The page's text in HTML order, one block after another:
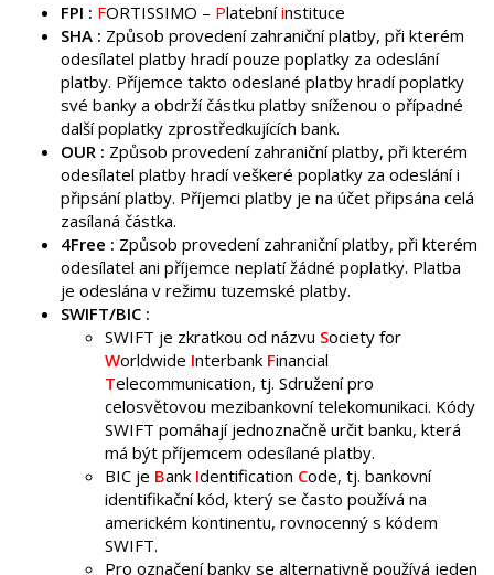
FPI : FORTISSIMO – Platebníinstituce
SHA : Způsob provedení zahraniční platby, při kterém
odesílatel platby hradí pouze poplatky za odeslání
platby. Příjemce takto odeslané platby hradí poplatky
své banky a obdrží částku platby sníženou o případné
další poplatky zprostředkujících bank.
OUR : Způsob provedení zahraniční platby, při kterém
odesílatel platby hradí veškeré poplatky za odeslání i
připsání platby. Příjemci platby je na účet připsána celá
zasílaná částka.
4Free : Způsob provedení zahraniční platby, při kterém
odesílatel ani příjemce neplatí žádné poplatky. Platba
je odeslána v režimu tuzemské platby.
SWIFT/BIC :
SWIFT je zkratkou od názvu Society for
Worldwide Interbank Financial
Telecommunication, tj. Sdružení pro
celosvětovou mezibankovní telekomunikaci. Kódy
SWIFT pomáhají jednoznačně určit banku, která
má být příjemcem odesílané platby.
BIC je Bank Identification Code, tj. bankovní
identifikační kód, který se často používá na
americkém kontinentu, rovnocenný s kódem
SWIFT.
Pro označení banky se alternativně používá jeden